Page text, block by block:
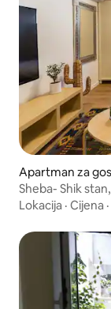
Apartman za
Sheba- Shik
bolnicom
Lokacija · Cijena ·